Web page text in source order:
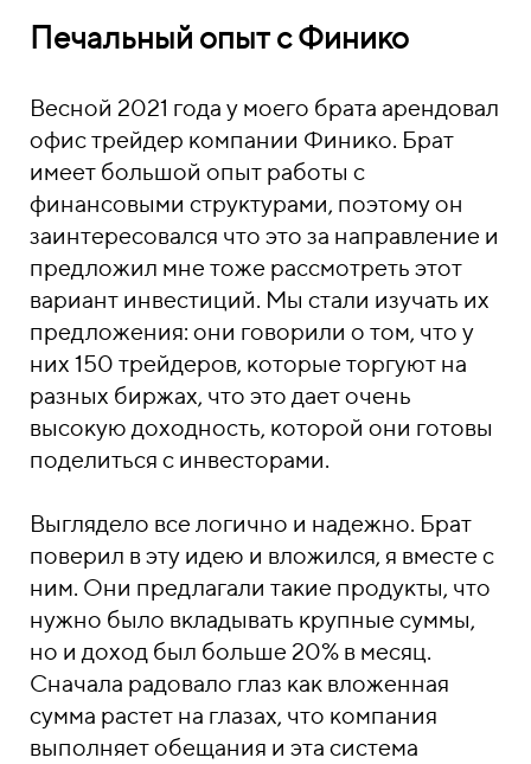
Печальный опыт с Финико
Весной 2021 года у моего брата арендовал
офис трейдер компании Финико. Брат
имеет большой опыт работы с
финансовыми структурами, поэтому он
заинтересовался что это за направление и
предложил мне тоже рассмотреть этот
вариант инвестиций. Мы стали изучать их
предложения: они говорили о том, что у
них 150 трейдеров, которые торгуют на
разных биржах, что это дает очень
высокую доходность, которой они готовы
поделиться с инвесторами.
Выглядело все логично и надежно. Брат
поверил в эту идею и вложился, я вместе с
ним. Они предлагали такие продукты, что
нужно было вкладывать крупные суммы,
но и доход был больше 20% в месяц.
Сначала радовало глаз как вложенная
сумма растет на глазах, что компания
выполняет обещания и эта система